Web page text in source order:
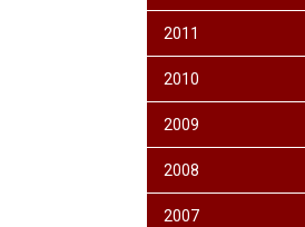
2011
2010
2009
2008
2007